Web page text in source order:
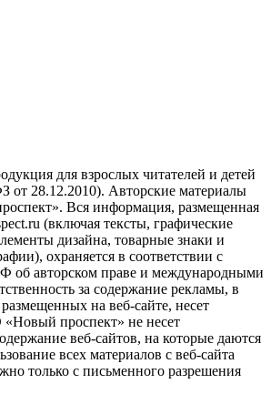
для взрослых читателей и детей
от 28.12.2010). Авторские материалы
Вся информация, размещенная
(включая тексты, графические
дизайна, товарные знаки и
охраняется в соответствии с
об авторском праве и международными
за содержание рекламы, в
на веб-сайте, несет
проспект» не несет
веб-сайтов, на которые даются
всех материалов с веб-сайта
только с письменного разрешения